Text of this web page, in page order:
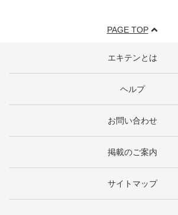
PAGE TOP
エキテンとは
ヘルプ
お問い合わせ
掲載のご案内
サイトマップ